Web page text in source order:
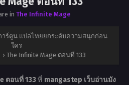
in The Infinite Mage
าร์ตูน แปลไทยยกระดับความสนุกก่อน
ใคร
› The Infinite Mage ตอนที่ 133
ตอนที่ 133ที่ mangastep เว็บอ่านมัง